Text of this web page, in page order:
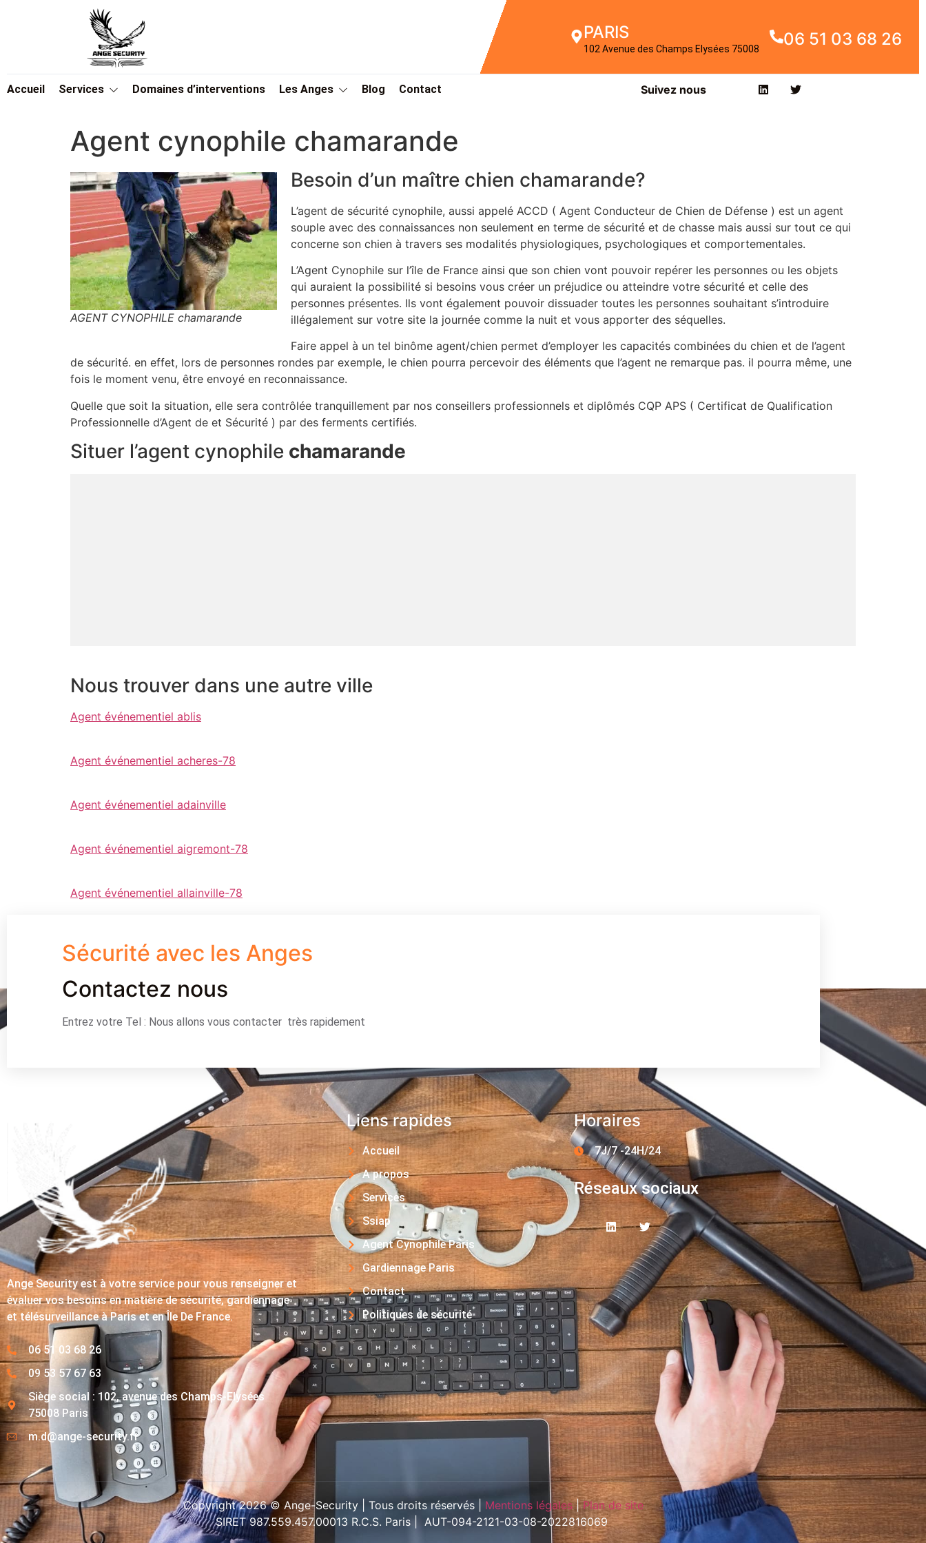
PARIS
102 Avenue des Champs Elysées 75008 06 51 03 68 26
Accueil Services Domaines d’interventions Les Anges Blog Contact Suivez nous
Agent cynophile chamarande
AGENT CYNOPHILE chamarande
Besoin d’un maître chien chamarande?
L’agent de sécurité cynophile, aussi appelé ACCD ( Agent Conducteur de Chien de Défense ) est un agent
souple avec des connaissances non seulement en terme de sécurité et de chasse mais aussi sur tout ce qui
concerne son chien à travers ses modalités physiologiques, psychologiques et comportementales.
L’Agent Cynophile sur l’île de France ainsi que son chien vont pouvoir repérer les personnes ou les objets
qui auraient la possibilité si besoins vous créer un préjudice ou atteindre votre sécurité et celle des
personnes présentes. Ils vont également pouvoir dissuader toutes les personnes souhaitant s’introduire
illégalement sur votre site la journée comme la nuit et vous apporter des séquelles.
Faire appel à un tel binôme agent/chien permet d’employer les capacités combinées du chien et de l’agent
de sécurité. en effet, lors de personnes rondes par exemple, le chien pourra percevoir des éléments que l’agent ne remarque pas. il pourra même, une
fois le moment venu, être envoyé en reconnaissance.
Quelle que soit la situation, elle sera contrôlée tranquillement par nos conseillers professionnels et diplômés CQP APS ( Certificat de Qualification
Professionnelle d’Agent de et Sécurité ) par des ferments certifiés.
Situer l’agent cynophile chamarande
Nous trouver dans une autre ville
Agent événementiel ablis
Agent événementiel acheres-78
Agent événementiel adainville
Agent événementiel aigremont-78
Agent événementiel allainville-78
Sécurité avec les Anges
Contactez nous
Entrez votre Tel : Nous allons vous contacter très rapidement
Ange Security est à votre service pour vous renseigner et
évaluer vos besoins en matière de sécurité, gardiennage
et télésurveillance à Paris et en Île De France.
06 51 03 68 26
09 53 57 67 63
Siège social : 102, avenue des Champs-Elysées
75008 Paris
m.d@ange-security.fr
Liens rapides
Accueil
A propos
Services
Ssiap
Agent Cynophile Paris
Gardiennage Paris
Contact
Politiques de sécurité
Horaires
7J/7 -24H/24
Réseaux sociaux
Copyright 2026 © Ange-Security | Tous droits réservés | Mentions légales|Plan de site
SIRET 987.559.457.00013 R.C.S. Paris | AUT-094-2121-03-08-2022816069